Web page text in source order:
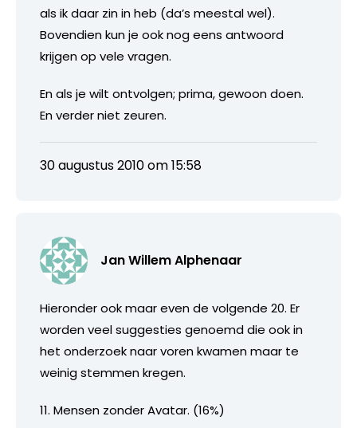
als ik daar zin in heb (da’s meestal wel).
Bovendien kun je ook nog eens antwoord
krijgen op vele vragen.
En als je wilt ontvolgen; prima, gewoon doen.
En verder niet zeuren.
30 augustus 2010 om 15:58
Jan Willem Alphenaar
Hieronder ook maar even de volgende 20. Er
worden veel suggesties genoemd die ook in
het onderzoek naar voren kwamen maar te
weinig stemmen kregen.
11. Mensen zonder Avatar. (16%)